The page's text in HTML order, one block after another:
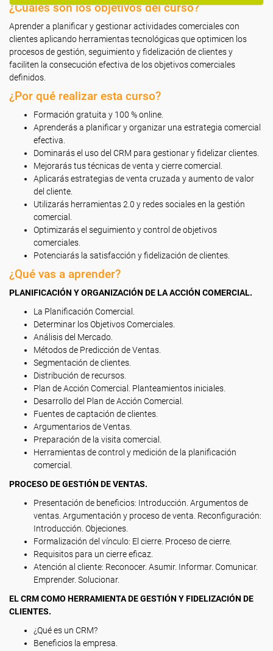
¿Cuáles son los objetivos del curso?
Aprender a planificar y gestionar actividades comerciales con
clientes aplicando herramientas tecnológicas que optimicen los
procesos de gestión, seguimiento y fidelización de clientes y
faciliten la consecución efectiva de los objetivos comerciales
definidos.
¿Por qué realizar esta curso?
Formación gratuita y 100 % online.
Aprenderás a planificar y organizar una estrategia comercial
efectiva.
Dominarás el uso del CRM para gestionar y fidelizar clientes.
Mejorarás tus técnicas de venta y cierre comercial.
Aplicarás estrategias de venta cruzada y aumento de valor
del cliente.
Utilizarás herramientas 2.0 y redes sociales en la gestión
comercial.
Optimizarás el seguimiento y control de objetivos
comerciales.
Potenciarás la satisfacción y fidelización de clientes.
¿Qué vas a aprender?
PLANIFICACIÓN Y ORGANIZACIÓN DE LA ACCIÓN COMERCIAL.
La Planificación Comercial.
Determinar los Objetivos Comerciales.
Análisis del Mercado.
Métodos de Predicción de Ventas.
Segmentación de clientes.
Distribución de recursos.
Plan de Acción Comercial. Planteamientos iniciales.
Desarrollo del Plan de Acción Comercial.
Fuentes de captación de clientes.
Argumentarios de Ventas.
Preparación de la visita comercial.
Herramientas de control y medición de la planificación
comercial.
PROCESO DE GESTIÓN DE VENTAS.
Presentación de beneficios: Introducción. Argumentos de
ventas. Argumentación y proceso de venta. Reconfiguración:
Introducción. Objeciones.
Formalización del vínculo: El cierre. Proceso de cierre.
Requisitos para un cierre eficaz.
Atención al cliente: Reconocer. Asumir. Informar. Comunicar.
Emprender. Solucionar.
EL CRM COMO HERRAMIENTA DE GESTIÓN Y FIDELIZACIÓN DE
CLIENTES.
¿Qué es un CRM?
Beneficios la empresa.